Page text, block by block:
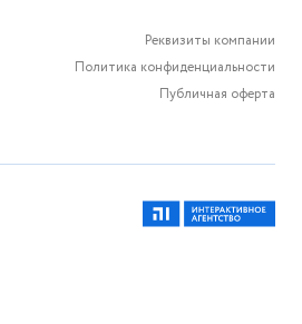
Реквизиты компании
Политика конфиденциальности
Публичная оферта